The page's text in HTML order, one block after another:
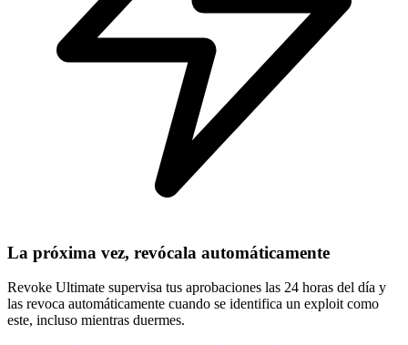
La próxima vez, revócala automáticamente
Revoke Ultimate supervisa tus aprobaciones las 24 horas del día y
las revoca automáticamente cuando se identifica un exploit como
este, incluso mientras duermes.